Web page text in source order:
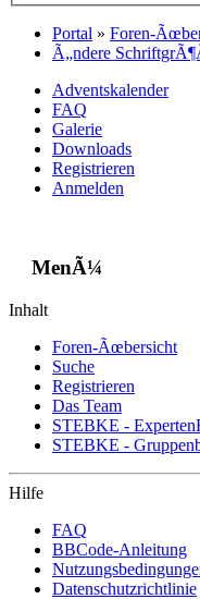
Portal » Foren-
Ã„ndere
Adventskalender
FAQ
Galerie
Downloads
Registrieren
Anmelden
MenÃ¼
Inhalt
Foren-Ãœbersicht
Suche
Registrieren
Das Team
STEBKE -
STEBKE -
Hilfe
FAQ
BBCode-Anleitung
Datenschutzrichtlinie